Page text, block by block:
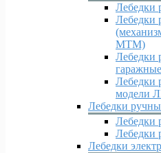
Лебедки
Лебедки
МТМ)
Лебедки
гаражные
Лебедки
модели
Лебедки
Лебедки
Лебедки
Лебедки